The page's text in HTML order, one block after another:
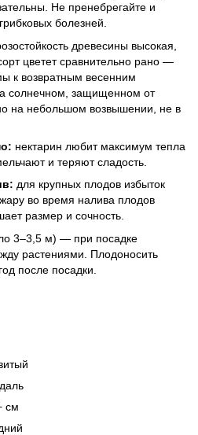
Не пренебрегайте и
болезней.
древесины высокая,
цветет сравнительно рано —
к возвратным весенним
солнечном, защищенном от
на небольшом возвышении, не в
нектарин любит максимум тепла
и теряют сладость.
для крупных плодов избыток
во время налива плодов
размер и сочность.
3–3,5 м) — при посадке
растениями. Плодоносить
после посадки.
см